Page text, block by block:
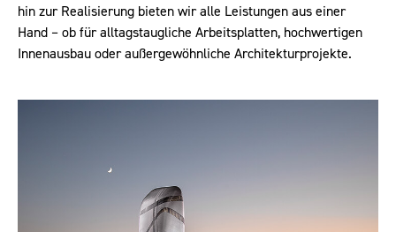
hin zur Realisierung bieten wir alle Leistungen aus einer
Hand – ob für alltagstaugliche Arbeitsplatten, hochwertigen
Innenausbau oder außergewöhnliche Architekturprojekte.